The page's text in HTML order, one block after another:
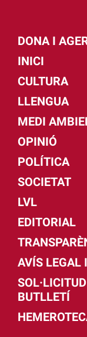
DONA I
INICI
CULTURA
LLENGUA
MEDI
OPINIÓ
POLÍTICA
SOCIETAT
LVL
EDITORIAL
AVÍS LEGAL
BUTLLETÍ